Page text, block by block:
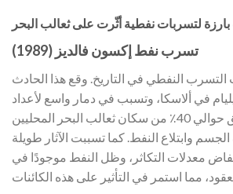
لتسربات نفطية أثّرت على ثعالب البحر
تسرب نفط إكسون فالديز (1989)
النفطي في التاريخ. وقع هذا الحادث
في ألاسكا، وتسبب في دمار واسع لأعداد
ثعالب البحر. حيث نفق حوالي 40٪ من سكان ثعالب البحر المحليين
وابتلاع النفط. كما تسببت الآثار طويلة
معدلات التكاثر، وظل النفط موجودًا في